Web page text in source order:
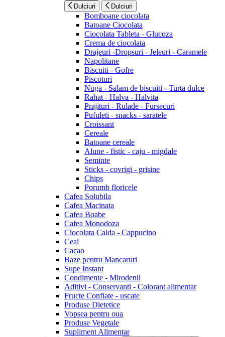
Dulciuri Dulciuri
Bomboane ciocolata
Batoane Ciocolata
Ciocolata Tableta - Glucoza
Crema de ciocolata
Drajeuri -Dropsuri - Jeleuri - Caramele
Napolitane
Biscuiti - Gofre
Piscoturi
Nuga - Salam de biscuiti - Turta dulce
Rahat - Halva - Halvita
Prajituri - Rulade - Fursecuri
Pufuleti - snacks - saratele
Croissant
Cereale
Batoane cereale
Alune - fistic - caju - migdale
Seminte
Sticks - covrigi - grisine
Chips
Porumb floricele
Cafea Solubila
Cafea Macinata
Cafea Boabe
Cafea Monodoza
Ciocolata Calda - Cappucino
Ceai
Cacao
Baze pentru Mancaruri
Supe Instant
Condimente - Mirodenii
Aditivi - Conservanti - Colorant alimentar
Fructe Confiate - uscate
Produse Dietetice
Vopsea pentru oua
Produse Vegetale
Supliment Alimentar